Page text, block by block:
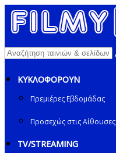
ΚΥΚΛΟΦΟΡΟΥΝ
Πρεμιέρες Εβδομάδας
Προσεχώς στις Αίθουσες
TV/STREAMING